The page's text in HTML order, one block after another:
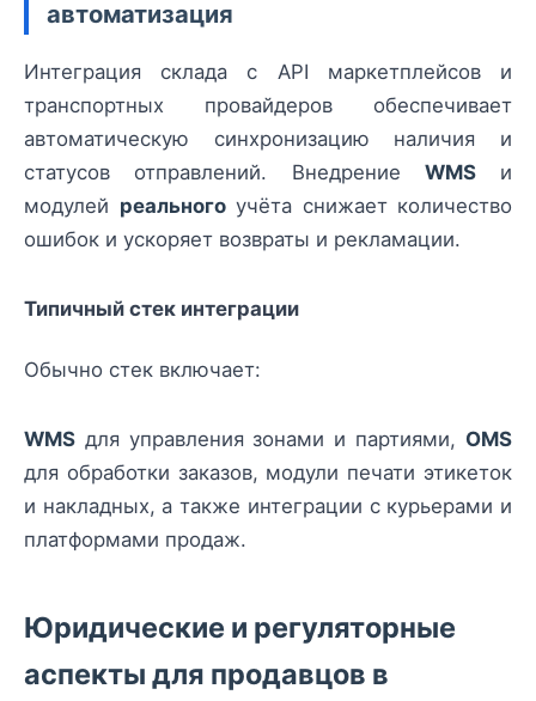
автоматизация
Интеграция склада с API маркетплейсов и
транспортных провайдеров обеспечивает
автоматическую синхронизацию наличия и
статусов отправлений. Внедрение WMSи
модулей реальногоучёта снижает количество
ошибок и ускоряет возвраты и рекламации.
Типичный стек интеграции
Обычно стек включает:
WMS для управления зонами и партиями, OMS
для обработки заказов, модули печати этикеток
и накладных, а также интеграции с курьерами и
платформами продаж.
Юридические и регуляторные
аспекты для продавцов в